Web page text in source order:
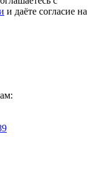
и даёте согласие на